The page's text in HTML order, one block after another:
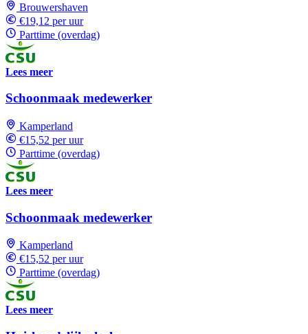
Brouwershaven
€19,12 per uur
Parttime (overdag)
Lees meer
Schoonmaak medewerker
Kamperland
€15,52 per uur
Parttime (overdag)
Lees meer
Schoonmaak medewerker
Kamperland
€15,52 per uur
Parttime (overdag)
Lees meer